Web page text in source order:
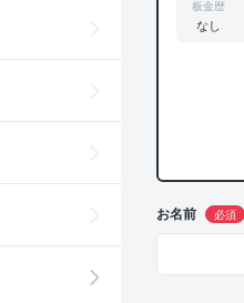
板金歴
なし
お名前 必須